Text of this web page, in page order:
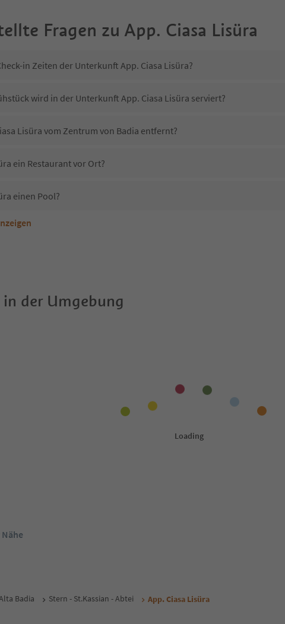
Fragen zu App. Ciasa Lisüra
in Zeiten der Unterkunft App. Ciasa Lisüra?
wird in der Unterkunft App. Ciasa Lisüra serviert?
Lisüra vom Zentrum von Badia entfernt?
ein Restaurant vor Ort?
einen Pool?
Unterkunft App. Ciasa Lisüra erlaubt?
App. Ciasa Lisüra?
der Umgebung
Badia Stern - St.Kassian - Abtei App. Ciasa Lisüra